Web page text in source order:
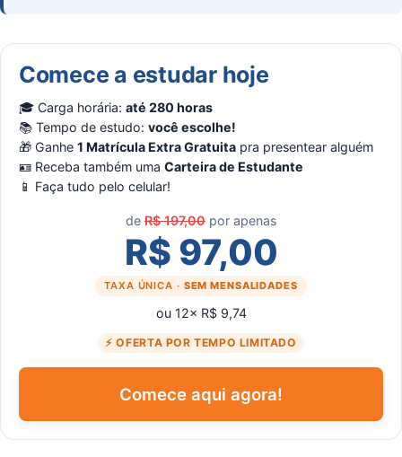
Comece a estudar hoje
🎓 Carga horária: até 280 horas
📚 Tempo de estudo: você escolhe!
🎁 Ganhe 1 Matrícula Extra Gratuita pra presentear alguém
🪪 Receba também uma Carteira de Estudante
📱 Faça tudo pelo celular!
de R$ 197,00 por apenas
R$ 97,00
TAXA ÚNICA · SEM MENSALIDADES
ou 12× R$ 9,74
⚡ OFERTA POR TEMPO LIMITADO
Comece aqui agora!